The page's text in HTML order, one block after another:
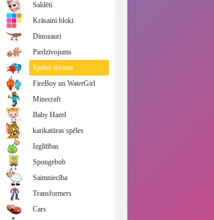
Saldēti
Krāsaini bloki
Dinozauri
Piedzīvojums
Spēles diviem
FireBoy un WaterGirl
Minecraft
Baby Hazel
karikatūras spēles
Izglītības
Spongebob
Saimniecība
Transformers
Cars